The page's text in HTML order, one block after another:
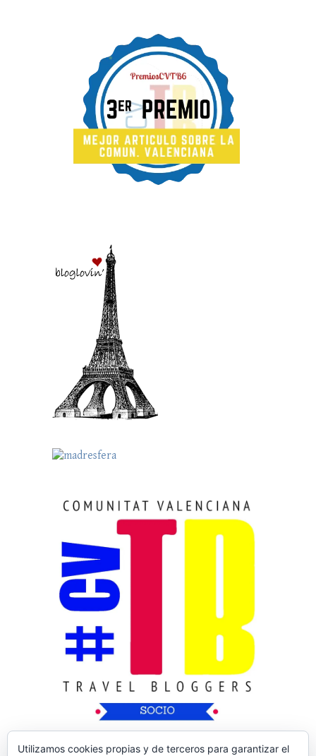
Utilizamos cookies propias y de terceros para garantizar el